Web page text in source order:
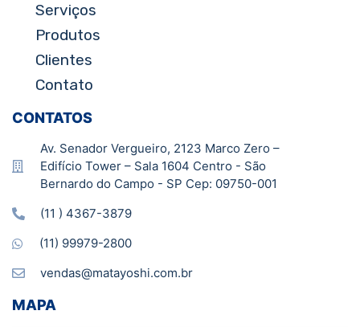
Serviços
Produtos
Clientes
Contato
CONTATOS
Av. Senador Vergueiro, 2123 Marco Zero –
Edifício Tower – Sala 1604 Centro - São
Bernardo do Campo - SP Cep: 09750-001
(11 ) 4367-3879
(11) 99979-2800
vendas@matayoshi.com.br
MAPA